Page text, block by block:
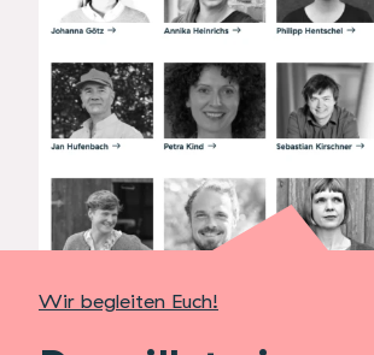
Wir begleiten Euch!